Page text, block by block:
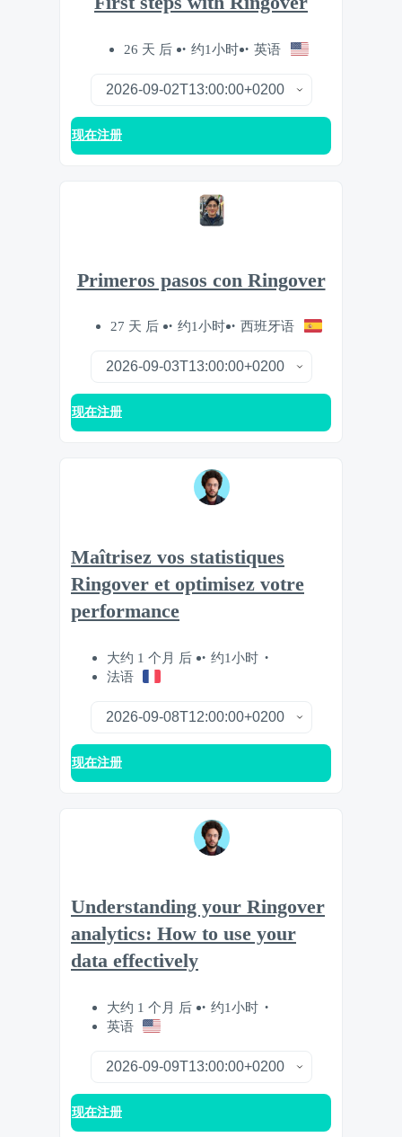
26 天 后 约1小时 英语
现在注册
Primeros pasos con Ringover
27 天 后 约1小时 西班牙语
现在注册
Maîtrisez vos statistiques
Ringover et optimisez votre
performance
大约 1 个月 后
约1小时
法语
现在注册
Understanding your Ringover
analytics: How to use your
data effectively
大约 1 个月 后
约1小时
英语
现在注册